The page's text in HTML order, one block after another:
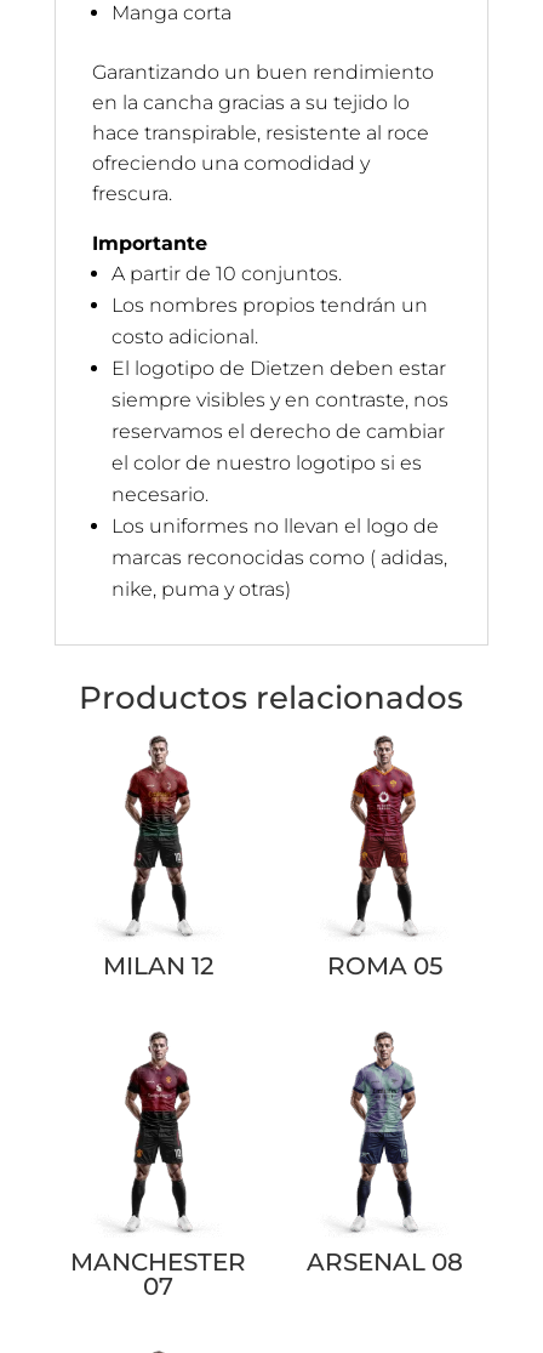
Manga corta
Garantizando un buen rendimiento
en la cancha gracias a su tejido lo
hace transpirable, resistente al roce
ofreciendo una comodidad y
frescura.
Importante
A partir de 10 conjuntos.
Los nombres propios tendrán un
costo adicional.
El logotipo de Dietzen deben estar
siempre visibles y en contraste, nos
reservamos el derecho de cambiar
el color de nuestro logotipo si es
necesario.
Los uniformes no llevan el logo de
marcas reconocidas como ( adidas,
nike, puma y otras)
Productos relacionados
MILAN 12 ROMA 05
MANCHESTER
07
ARSENAL 08